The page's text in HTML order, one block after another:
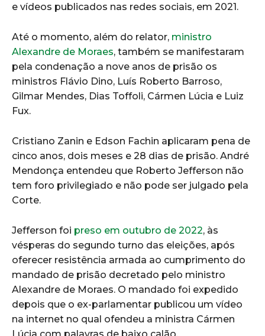
e vídeos publicados nas redes sociais, em 2021.
Até o momento, além do relator, ministro
Alexandre de Moraes, também se manifestaram
pela condenação a nove anos de prisão os
ministros Flávio Dino, Luís Roberto Barroso,
Gilmar Mendes, Dias Toffoli, Cármen Lúcia e Luiz
Fux.
Cristiano Zanin e Edson Fachin aplicaram pena de
cinco anos, dois meses e 28 dias de prisão. André
Mendonça entendeu que Roberto Jefferson não
tem foro privilegiado e não pode ser julgado pela
Corte.
Jefferson foi preso em outubro de 2022, às
vésperas do segundo turno das eleições, após
oferecer resistência armada ao cumprimento do
mandado de prisão decretado pelo ministro
Alexandre de Moraes. O mandado foi expedido
depois que o ex-parlamentar publicou um vídeo
na internet no qual ofendeu a ministra Cármen